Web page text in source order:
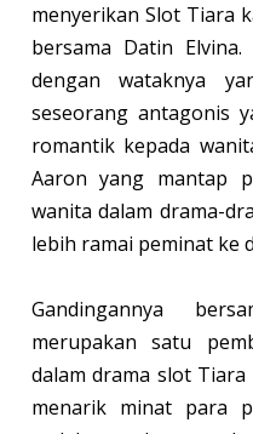
menyerikan Slot Tiara
bersama Datin
dengan wataknya
seseorang antagonis
romantik kepada
Aaron yang mantap
wanita dalam drama-
lebih ramai peminat ke
Gandingannya
merupakan satu
dalam drama slot
menarik minat para